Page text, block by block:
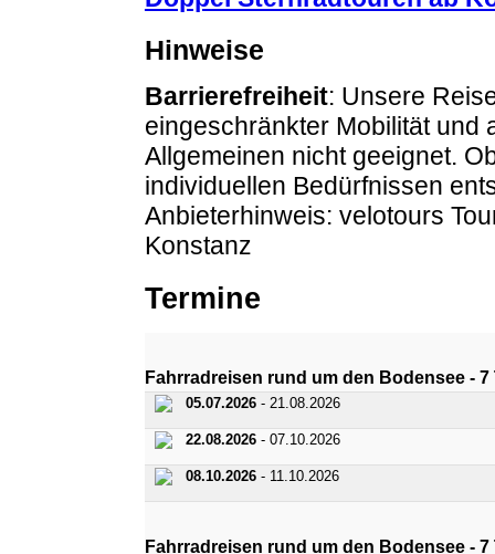
Hinweise
Barrierefreiheit: Unsere
eingeschränkter Mobilität und
Allgemeinen nicht geeignet.
individuellen Bedürfnissen
Anbieterhinweis: velotours
Konstanz
Termine
Fahrradreisen rund um den Bodensee -
05.07.2026- 21.08.2026
22.08.2026- 07.10.2026
08.10.2026- 11.10.2026
Fahrradreisen rund um den Bodensee -